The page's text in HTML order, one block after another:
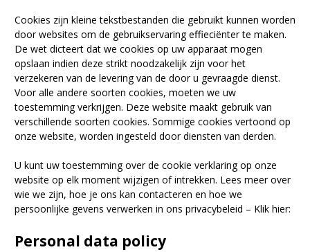
Cookies zijn kleine tekstbestanden die gebruikt kunnen worden
door websites om de gebruikservaring effieciënter te maken.
De wet dicteert dat we cookies op uw apparaat mogen
opslaan indien deze strikt noodzakelijk zijn voor het
verzekeren van de levering van de door u gevraagde dienst.
Voor alle andere soorten cookies, moeten we uw
toestemming verkrijgen. Deze website maakt gebruik van
verschillende soorten cookies. Sommige cookies vertoond op
onze website, worden ingesteld door diensten van derden.
U kunt uw toestemming over de cookie verklaring op onze
website op elk moment wijzigen of intrekken. Lees meer over
wie we zijn, hoe je ons kan contacteren en hoe we
persoonlijke gevens verwerken in ons privacybeleid – Klik hier:
Personal data policy